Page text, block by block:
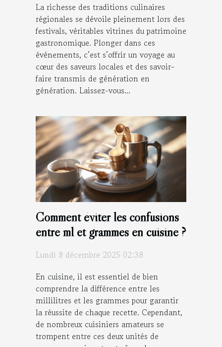
La richesse des traditions culinaires
régionales se dévoile pleinement lors des
festivals, véritables vitrines du patrimoine
gastronomique. Plonger dans ces
événements, c’est s’offrir un voyage au
cœur des saveurs locales et des savoir-
faire transmis de génération en
génération. Laissez-vous...
Comment éviter les confusions
entre ml et grammes en cuisine ?
Lundi 8 décembre 2025 02:38
En cuisine, il est essentiel de bien
comprendre la différence entre les
millilitres et les grammes pour garantir
la réussite de chaque recette. Cependant,
de nombreux cuisiniers amateurs se
trompent entre ces deux unités de